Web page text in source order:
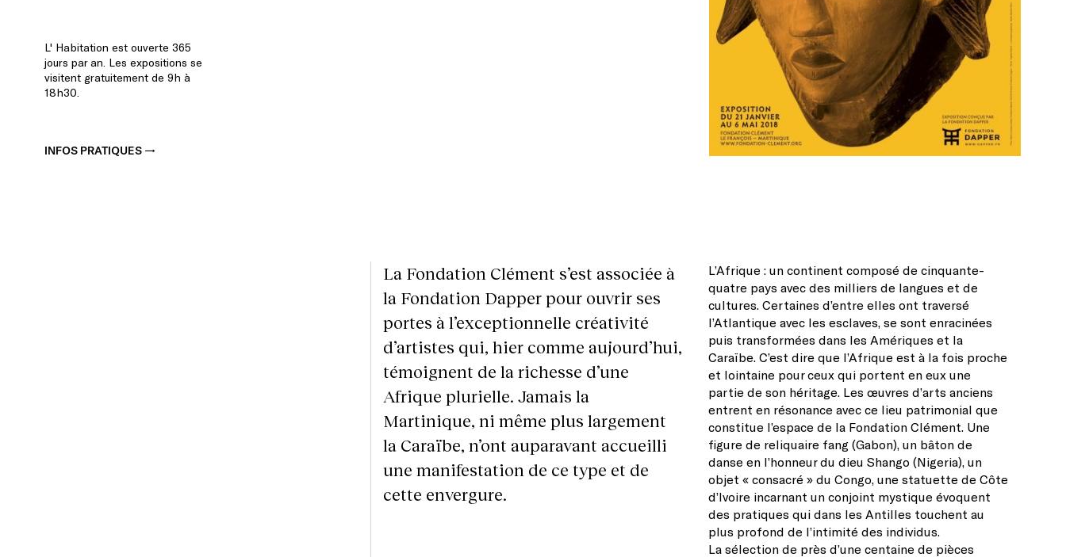
L' Habitation est ouverte 365
jours par an. Les expositions se
visitent gratuitement de 9h à
18h30.
INFOS PRATIQUES
La Fondation Clément s’est associée à
la Fondation Dapper pour ouvrir ses
portes à l’exceptionnelle créativité
d’artistes qui, hier comme aujourd’hui,
témoignent de la richesse d’une
Afrique plurielle. Jamais la
Martinique, ni même plus largement
la Caraïbe, n’ont auparavant accueilli
une manifestation de ce type et de
cette envergure.
L’Afrique : un continent composé de cinquante-
quatre pays avec des milliers de langues et de
cultures. Certaines d’entre elles ont traversé
l’Atlantique avec les esclaves, se sont enracinées
puis transformées dans les Amériques et la
Caraïbe. C’est dire que l’Afrique est à la fois proche
et lointaine pour ceux qui portent en eux une
partie de son héritage. Les œuvres d’arts anciens
entrent en résonance avec ce lieu patrimonial que
constitue l’espace de la Fondation Clément. Une
figure de reliquaire fang (Gabon), un bâton de
danse en l’honneur du dieu Shango (Nigeria), un
objet « consacré » du Congo, une statuette de Côte
d’Ivoire incarnant un conjoint mystique évoquent
des pratiques qui dans les Antilles touchent au
plus profond de l’intimité des individus.
La sélection de près d’une centaine de pièces